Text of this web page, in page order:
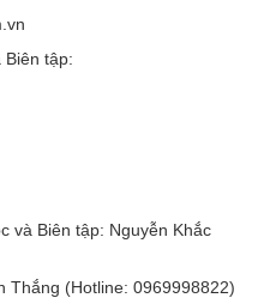
tập:
và Biên tập: Nguyễn Khắc
Thắng (Hotline: 0969998822)